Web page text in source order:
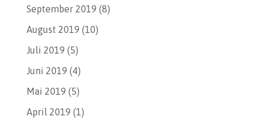
September 2019 (8)
August 2019 (10)
Juli 2019 (5)
Juni 2019 (4)
Mai 2019 (5)
April 2019 (1)